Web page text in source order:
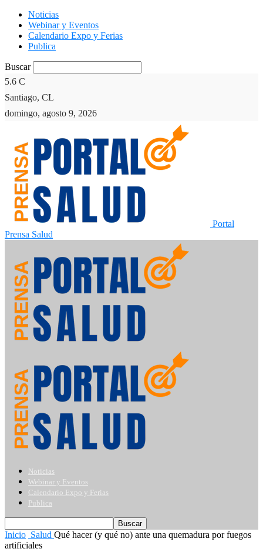
Noticias
Webinar y Eventos
Calendario Expo y Ferias
Publica
Buscar
5.6 C
Santiago, CL
domingo, agosto 9, 2026
Portal
Prensa Salud
Noticias
Webinar y Eventos
Calendario Expo y Ferias
Publica
Inicio Salud Qué hacer (y qué no) ante una quemadura por fuegos
artificiales